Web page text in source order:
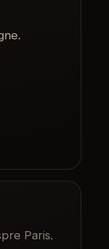
Paris.